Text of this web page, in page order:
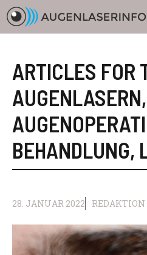
Zum
Inhalt
springen
ARTICLES FOR
AUGENLASERN,
BEHANDLUNG,
28. JANUAR 2022 REDAKTION